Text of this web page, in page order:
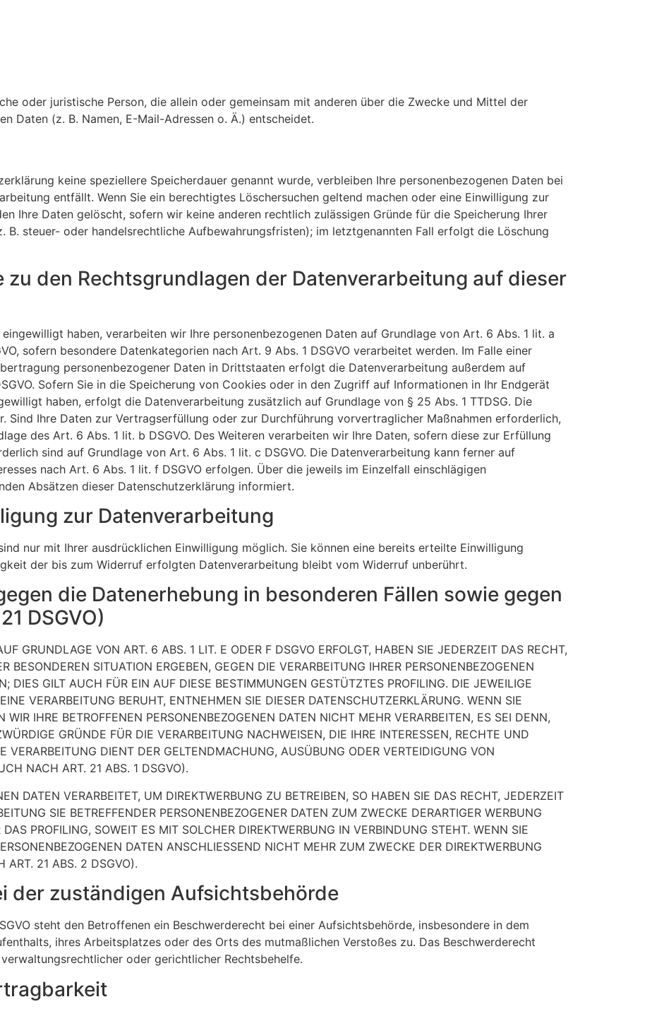
oder juristische Person, die allein oder gemeinsam mit anderen über die Zwecke und Mittel der
Daten (z. B. Namen, E-Mail-Adressen o. Ä.) entscheidet.
keine speziellere Speicherdauer genannt wurde, verbleiben Ihre personenbezogenen Daten bei
entfällt. Wenn Sie ein berechtigtes Löschersuchen geltend machen oder eine Einwilligung zur
Ihre Daten gelöscht, sofern wir keine anderen rechtlich zulässigen Gründe für die Speicherung Ihrer
B. steuer- oder handelsrechtliche Aufbewahrungsfristen); im letztgenannten Fall erfolgt die Löschung
zu den Rechtsgrundlagen der Datenverarbeitung auf dieser
haben, verarbeiten wir Ihre personenbezogenen Daten auf Grundlage von Art. 6 Abs. 1 lit. a
sofern besondere Datenkategorien nach Art. 9 Abs. 1 DSGVO verarbeitet werden. Im Falle einer
personenbezogener Daten in Drittstaaten erfolgt die Datenverarbeitung außerdem auf
Sofern Sie in die Speicherung von Cookies oder in den Zugriff auf Informationen in Ihr Endgerät
haben, erfolgt die Datenverarbeitung zusätzlich auf Grundlage von § 25 Abs. 1 TTDSG. Die
Sind Ihre Daten zur Vertragserfüllung oder zur Durchführung vorvertraglicher Maßnahmen erforderlich,
des Art. 6 Abs. 1 lit. b DSGVO. Des Weiteren verarbeiten wir Ihre Daten, sofern diese zur Erfüllung
sind auf Grundlage von Art. 6 Abs. 1 lit. c DSGVO. Die Datenverarbeitung kann ferner auf
nach Art. 6 Abs. 1 lit. f DSGVO erfolgen. Über die jeweils im Einzelfall einschlägigen
Absätzen dieser Datenschutzerklärung informiert.
zur Datenverarbeitung
nur mit Ihrer ausdrücklichen Einwilligung möglich. Sie können eine bereits erteilte Einwilligung
der bis zum Widerruf erfolgten Datenverarbeitung bleibt vom Widerruf unberührt.
die Datenerhebung in besonderen Fällen sowie gegen
DSGVO)
GRUNDLAGE VON ART. 6 ABS. 1 LIT. E ODER F DSGVO ERFOLGT, HABEN SIE JEDERZEIT DAS RECHT,
BESONDEREN SITUATION ERGEBEN, GEGEN DIE VERARBEITUNG IHRER PERSONENBEZOGENEN
DIES GILT AUCH FÜR EIN AUF DIESE BESTIMMUNGEN GESTÜTZTES PROFILING. DIE JEWEILIGE
VERARBEITUNG BERUHT, ENTNEHMEN SIE DIESER DATENSCHUTZERKLÄRUNG. WENN SIE
WIR IHRE BETROFFENEN PERSONENBEZOGENEN DATEN NICHT MEHR VERARBEITEN, ES SEI DENN,
GRÜNDE FÜR DIE VERARBEITUNG NACHWEISEN, DIE IHRE INTERESSEN, RECHTE UND
VERARBEITUNG DIENT DER GELTENDMACHUNG, AUSÜBUNG ODER VERTEIDIGUNG VON
NACH ART. 21 ABS. 1 DSGVO).
DATEN VERARBEITET, UM DIREKTWERBUNG ZU BETREIBEN, SO HABEN SIE DAS RECHT, JEDERZEIT
SIE BETREFFENDER PERSONENBEZOGENER DATEN ZUM ZWECKE DERARTIGER WERBUNG
PROFILING, SOWEIT ES MIT SOLCHER DIREKTWERBUNG IN VERBINDUNG STEHT. WENN SIE
DATEN ANSCHLIESSEND NICHT MEHR ZUM ZWECKE DER DIREKTWERBUNG
ART. 21 ABS. 2 DSGVO).
der zuständigen Aufsichts­behörde
steht den Betroffenen ein Beschwerderecht bei einer Aufsichtsbehörde, insbesondere in dem
ihres Arbeitsplatzes oder des Orts des mutmaßlichen Verstoßes zu. Das Beschwerderecht
oder gerichtlicher Rechtsbehelfe.